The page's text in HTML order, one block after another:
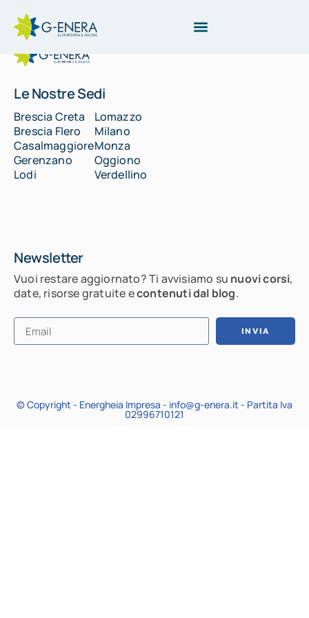
Le Nostre Sedi
Brescia Creta
Brescia Flero
Casalmaggiore
Gerenzano
Lodi
Lomazzo
Milano
Monza
Oggiono
Verdellino
Newsletter
Vuoi restare aggiornato? Ti avvisiamo su nuovi corsi,
date, risorse gratuite econtenuti dal blog.
INVIA
© Copyright - Energheia Impresa - info@g-enera.it - Partita Iva
02996710121